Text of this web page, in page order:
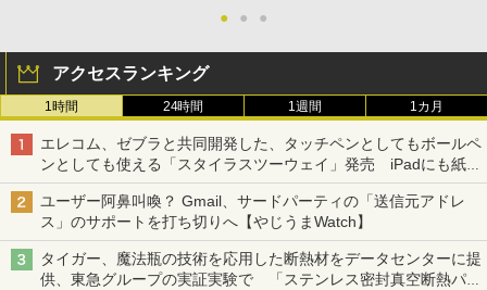
● ● ●
アクセスランキング
1時間 24時間 1週間 1カ月
エレコム、ゼブラと共同開発した、タッチペンとしてもボールペ
ンとしても使える「スタイラスツーウェイ」発売 iPadにも紙に
も、持ち替えずに書き込める
ユーザー阿鼻叫喚？ Gmail、サードパーティの「送信元アドレ
ス」のサポートを打ち切りへ【やじうまWatch】
タイガー、魔法瓶の技術を応用した断熱材をデータセンターに提
供、東急グループの実証実験で 「ステンレス密封真空断熱パネ